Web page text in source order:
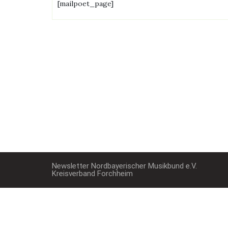
[mailpoet_page]
Newsletter Nordbayerischer Musikbund e.V.
Kreisverband Forchheim